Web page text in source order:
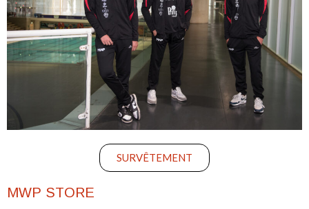
SURVÊTEMENT
MWP STORE